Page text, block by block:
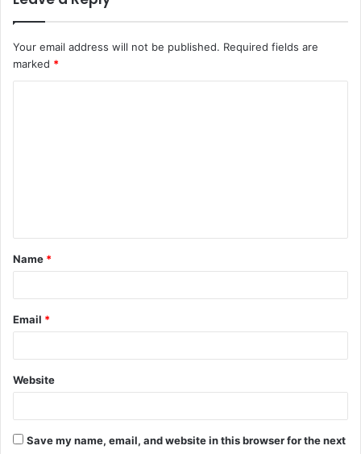
Your email address will not be published. Required fields are
marked *
t
*
Name *
Email *
Website
Save my name, email, and website in this browser for the next